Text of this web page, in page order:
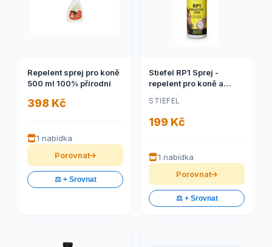
Repelent sprej pro koně
500 ml 100% přírodní
398 Kč
1 nabídka
Porovnat
⚖️ + Srovnat
Stiefel RP1 Sprej -
repelent pro koně a
STIEFEL
199 Kč
1 nabídka
Porovnat
⚖️ + Srovnat